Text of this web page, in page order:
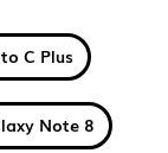
C Plus
Note 8